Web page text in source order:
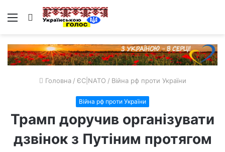
Меню Пошук
Головна / ЄС|NATO / Війна рф проти України
Війна рф проти України
Трамп доручив організувати
дзвінок з Путіним протягом